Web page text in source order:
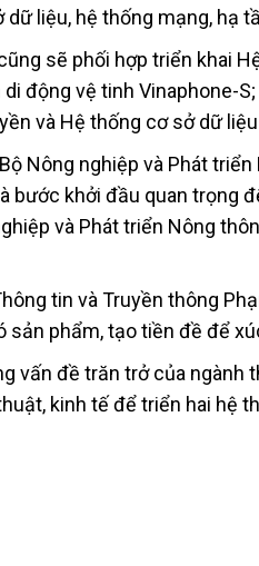
liệu, hệ thống mạng, hạ
sẽ phối hợp triển khai
động vệ tinh Vinaphone-
và Hệ thống cơ sở dữ
Nông nghiệp và Phát
bước khởi đầu quan trọng
và Phát triển Nông
tin và Truyền thông
sản phẩm, tạo tiền đề để
vấn đề trăn trở của ngành
kinh tế để triển hai hệ